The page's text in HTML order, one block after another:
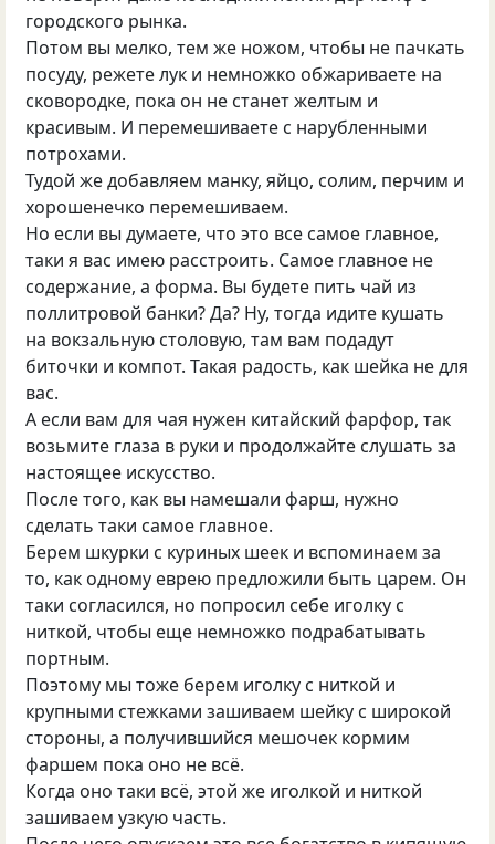
городского рынка.
Потом вы мелко, тем же ножом, чтобы не пачкать
посуду, режете лук и немножко обжариваете на
сковородке, пока он не станет желтым и
красивым. И перемешиваете с нарубленными
потрохами.
Тудой же добавляем манку, яйцо, солим, перчим и
хорошенечко перемешиваем.
Но если вы думаете, что это все самое главное,
таки я вас имею расстроить. Самое главное не
содержание, а форма. Вы будете пить чай из
поллитровой банки? Да? Ну, тогда идите кушать
на вокзальную столовую, там вам подадут
биточки и компот. Такая радость, как шейка не для
вас.
А если вам для чая нужен китайский фарфор, так
возьмите глаза в руки и продолжайте слушать за
настоящее искусство.
После того, как вы намешали фарш, нужно
сделать таки самое главное.
Берем шкурки с куриных шеек и вспоминаем за
то, как одному еврею предложили быть царем. Он
таки согласился, но попросил себе иголку с
ниткой, чтобы еще немножко подрабатывать
портным.
Поэтому мы тоже берем иголку с ниткой и
крупными стежками зашиваем шейку с широкой
стороны, а получившийся мешочек кормим
фаршем пока оно не всё.
Когда оно таки всё, этой же иголкой и ниткой
зашиваем узкую часть.